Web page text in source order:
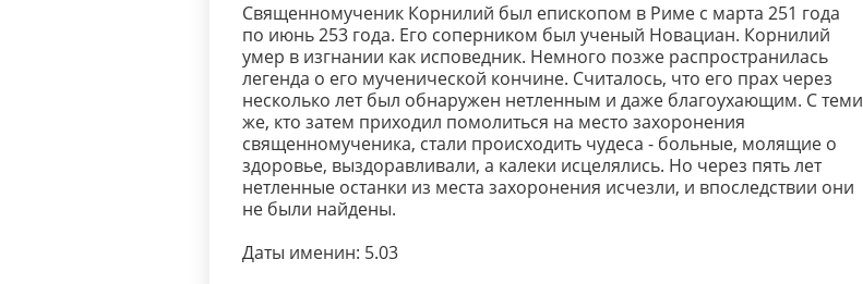
Священномученик Корнилий был епископом в Риме с марта 251 года
по июнь 253 года. Его соперником был ученый Новациан. Корнилий
умер в изгнании как исповедник. Немного позже распространилась
легенда о его мученической кончине. Считалось, что его прах через
несколько лет был обнаружен нетленным и даже благоухающим. С теми
же, кто затем приходил помолиться на место захоронения
священномученика, стали происходить чудеса - больные, молящие о
здоровье, выздоравливали, а калеки исцелялись. Но через пять лет
нетленные останки из места захоронения исчезли, и впоследствии они
не были найдены.
Даты именин: 5.03